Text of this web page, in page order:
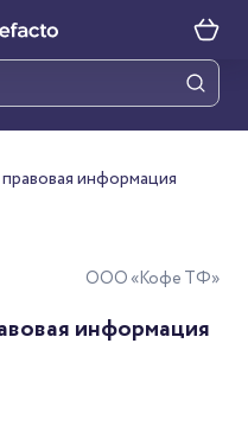
информация
ООО «Кофе ТФ»
информация